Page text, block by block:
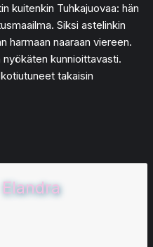
kuitenkin Tuhkajuovaa: hän
Siksi astelinkin
harmaan naaraan viereen.
nyökäten kunnioittavasti.
takaisin
Elandra